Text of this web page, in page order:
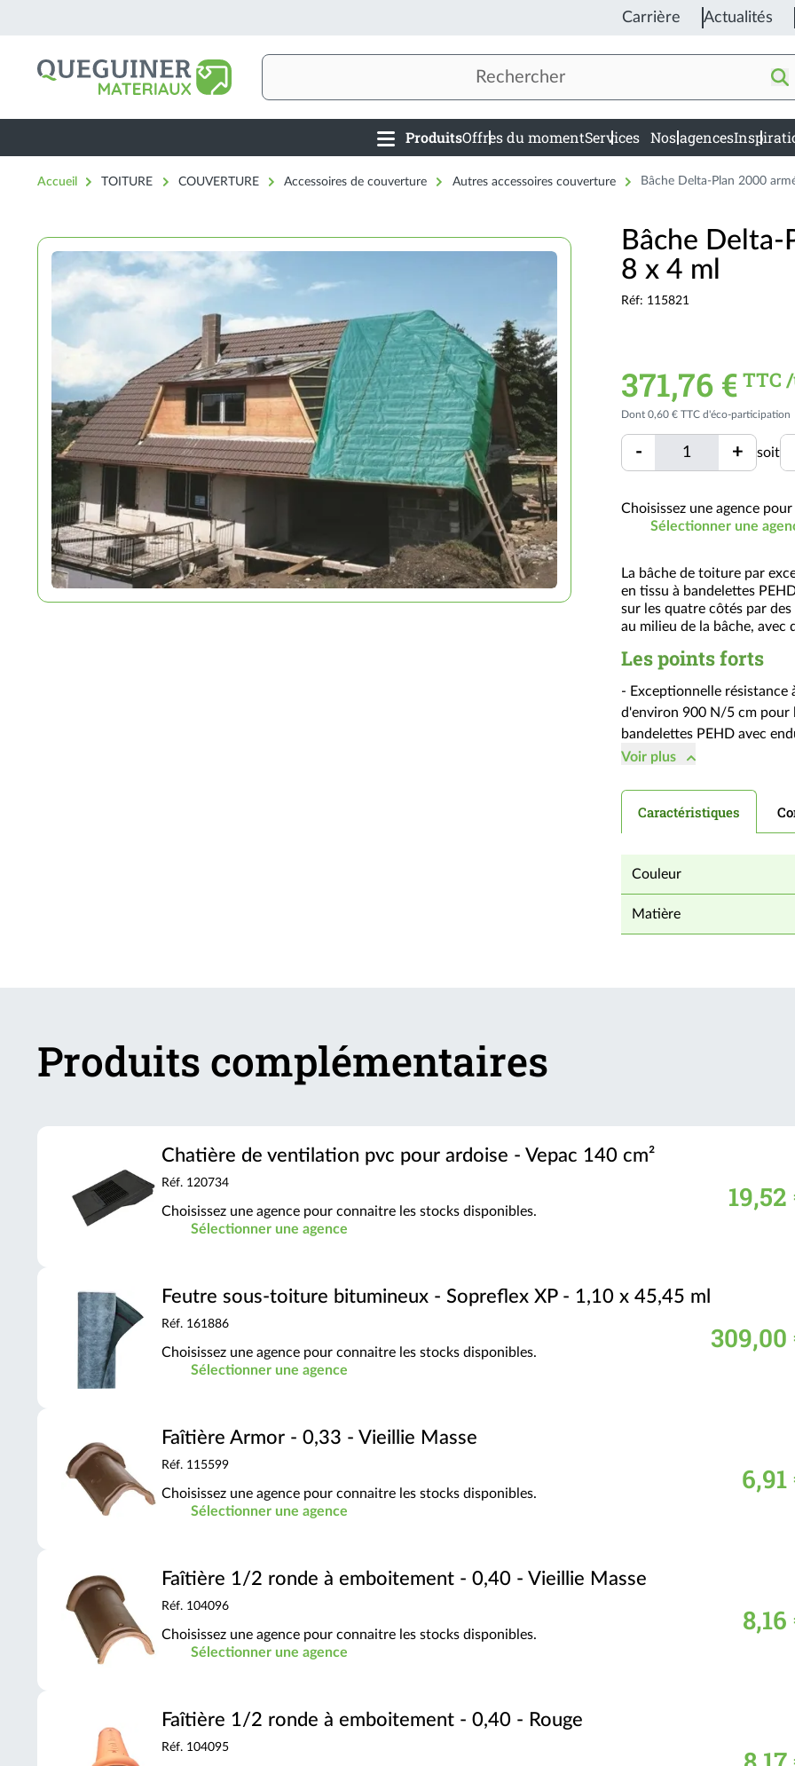
principal
Carrière Actualités
Main
navigation
ProduitsOffres du momentServices Nos agences
Accueil TOITURE COUVERTURE Accessoires de couverture Autres accessoires couverture Bâche Delta-Plan 2000
Bâche
8 x 4 ml
Réf: 115821
371,76 € TTC
Dont 0,60 € TTC d'éco-participation
Quantité
- Quantité+ soit
commande
un
(voir
conditionnement)
Choisissez une agence
Sélectionner une
La bâche de toiture par
en tissu à bandelettes
sur les quatre côtés par
au milieu de la bâche, avec
Les points forts
- Exceptionnelle résistance
d'environ 900 N/5 cm pour
bandelettes PEHD avec
bâche même en cas de
Imputrescible et non toxique.
- Fixation flexible selon
Voir plus
Caractéristiques
Couleur
Matière
Produits complémentaires
Chatière de ventilation pvc pour ardoise - Vepac 140 cm²
Réf. 120734
Choisissez une agence pour connaitre les stocks disponibles.
Sélectionner une agence
19,52
Feutre sous-toiture bitumineux - Sopreflex XP - 1,10 x 45,45 ml
Réf. 161886
Choisissez une agence pour connaitre les stocks disponibles.
Sélectionner une agence
309,00
Faîtière Armor - 0,33 - Vieillie Masse
Réf. 115599
Choisissez une agence pour connaitre les stocks disponibles.
Sélectionner une agence
6,91
Faîtière 1/2 ronde à emboitement - 0,40 - Vieillie Masse
Réf. 104096
Choisissez une agence pour connaitre les stocks disponibles.
Sélectionner une agence
8,16
Faîtière 1/2 ronde à emboitement - 0,40 - Rouge
Réf. 104095